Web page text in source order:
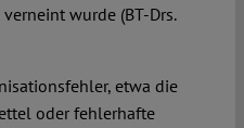
wurde (BT-Drs.
etwa die
oder fehlerhafte